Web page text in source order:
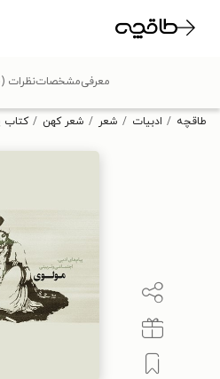
تخفیف از طاقچه
طاقچه ادبیات شعر شعر کهن کتاب
معرفیمشخصاتنظرات (۱۰)